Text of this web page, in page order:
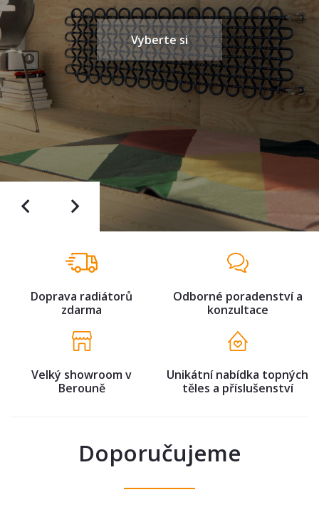
Vyberte si
Doprava radiátorů
zdarma
Odborné poradenství a
konzultace
Velký showroom v
Berouně
Unikátní nabídka topných
těles a příslušenství
Doporučujeme